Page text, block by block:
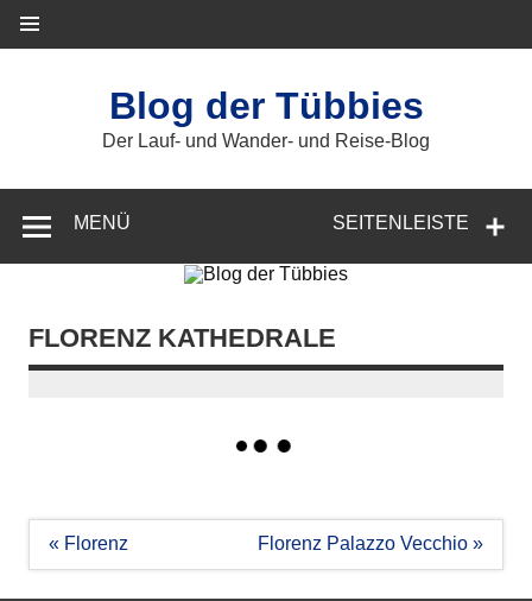
Inhalt
springen
Blog der Tübbies
Der Lauf- und Wander- und Reise-Blog
SEITENLEISTE
MENÜ
FLORENZ KATHEDRALE
Beitragsnavigation
« Florenz Florenz Palazzo Vecchio »